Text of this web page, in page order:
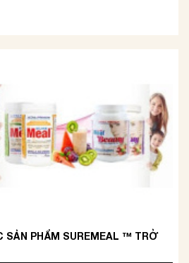
SẢN PHẨM SUREMEAL ™ TRỞ